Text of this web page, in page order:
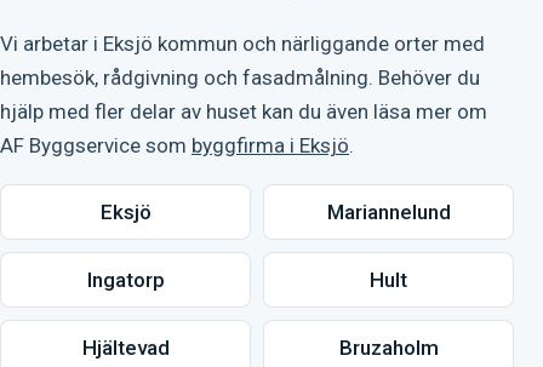
Vi arbetar i Eksjö kommun och närliggande orter med
hembesök, rådgivning och fasadmålning. Behöver du
hjälp med fler delar av huset kan du även läsa mer om
AF Byggservice som byggfirma i Eksjö.
Eksjö Mariannelund
Ingatorp Hult
Hjältevad Bruzaholm